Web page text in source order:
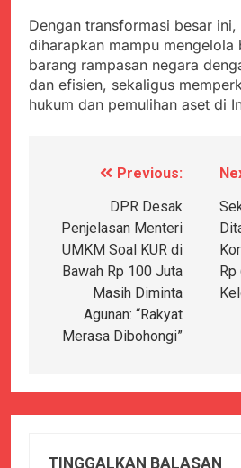
Dengan transformasi besar ini,
diharapkan mampu mengelola
barang rampasan negara
dan efisien, sekaligus
hukum dan pemulihan aset di
NavigasiPrevious:
DPR Desak
Penjelasan Menteri
UMKM Soal KUR di
Bawah Rp 100 Juta
Masih Diminta
Agunan: “Rakyat
Merasa Dibohongi”
TINGGALKAN BALASAN